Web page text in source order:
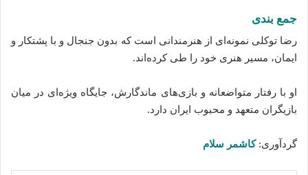
جمع‌ بندی
رضا توکلی نمونه‌ای از هنرمندانی است که بدون جنجال و با پشتکار و
ایمان، مسیر هنری خود را طی کرده‌اند.
او با رفتار متواضعانه و بازی‌های ماندگارش، جایگاه ویژه‌ای در میان
بازیگران متعهد و محبوب ایران دارد.
گردآوری:کاشمر سلام